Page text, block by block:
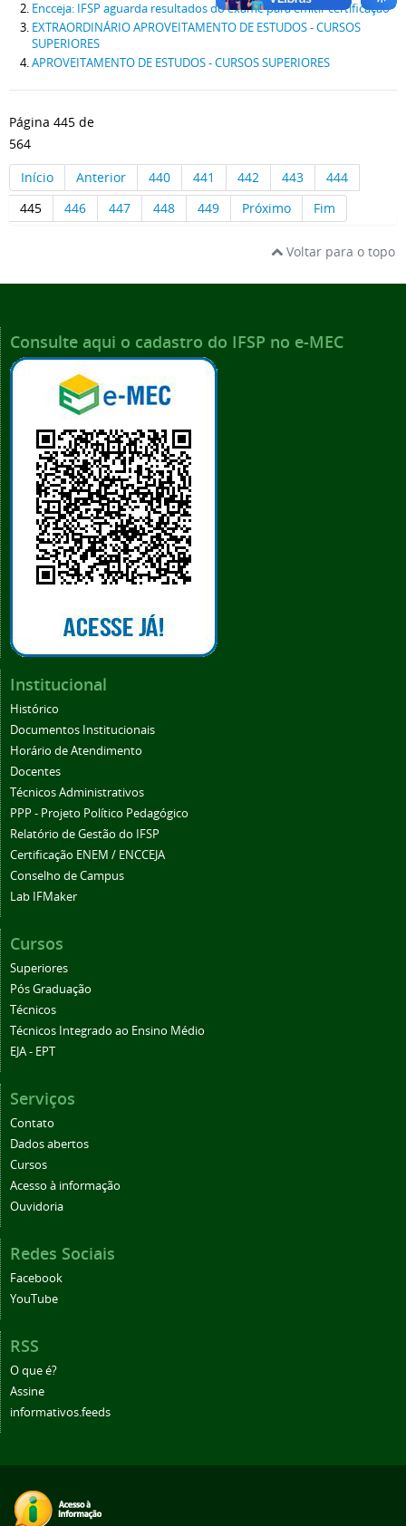
Encceja: IFSP aguarda resultados do exame para emitir certificação
EXTRAORDINÁRIO APROVEITAMENTO DE ESTUDOS - CURSOS
SUPERIORES
APROVEITAMENTO DE ESTUDOS - CURSOS SUPERIORES
Página 445 de
564
Início
Anterior 440 441 442 443
444
445
446 447 448 449 Próximo Fim
Voltar para o topo
Consulte aqui o cadastro do IFSP no e-MEC
Institucional
Histórico
Documentos Institucionais
Horário de Atendimento
Docentes
Técnicos Administrativos
PPP - Projeto Político Pedagógico
Relatório de Gestão do IFSP
Certificação ENEM / ENCCEJA
Conselho de Campus
Lab IFMaker
Cursos
Superiores
Pós Graduação
Técnicos
Técnicos Integrado ao Ensino Médio
EJA - EPT
Serviços
Contato
Dados abertos
Cursos
Acesso à informação
Ouvidoria
Redes Sociais
Facebook
YouTube
RSS
O que é?
Assine
informativos.feeds